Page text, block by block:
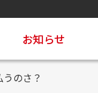
お知らせ
のさ？